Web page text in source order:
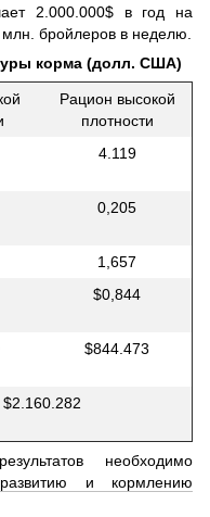
2.000.000$ в год на
млн. бройлеров в неделю.
корма (долл. США)
Рацион высокой
плотности
4.119
0,205
1,657
$0,844
$844.473
$2.160.282
необходимо
и кормлению